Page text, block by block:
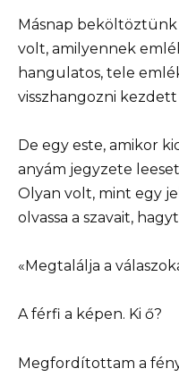
Másnap beköltöztünk
volt, amilyennek
hangulatos, tele
visszhangozni
De egy este, amikor
anyám jegyzete
Olyan volt, mint egy
olvassa a szavait,
«Megtalálja a
A férfi a képen. Ki ő?
Megfordítottam a